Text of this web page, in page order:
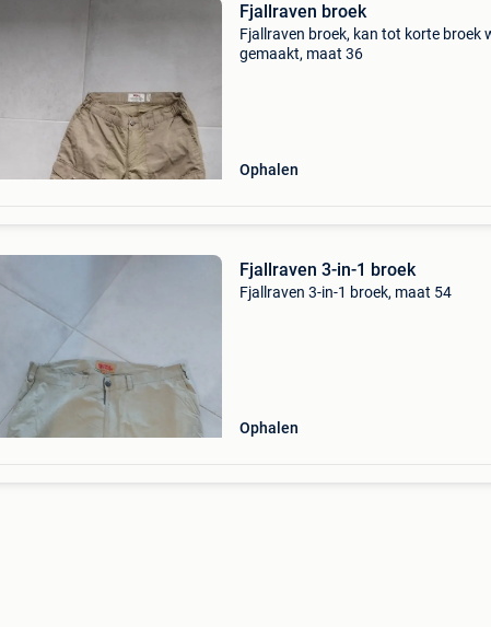
Fjallraven broek
Fjallraven broek, kan tot korte broek
gemaakt, maat 36
Ophalen
Fjallraven 3-in-1 broek
Fjallraven 3-in-1 broek, maat 54
Ophalen